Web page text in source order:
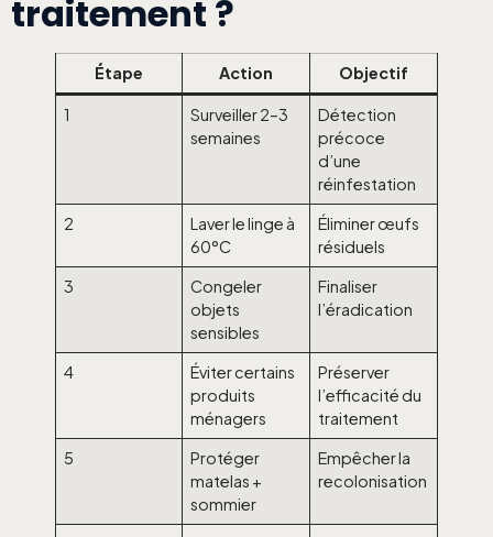
traitement ?
Étape Action Objectif
1
Surveiller 2–3
semaines
Détection
précoce
d’une
réinfestation
2
Laver le linge à
60°C
Éliminer œufs
résiduels
3
Congeler
objets
sensibles
Finaliser
l’éradication
4
Éviter certains
produits
ménagers
Préserver
l’efficacité du
traitement
5
Protéger
matelas +
sommier
Empêcher la
recolonisation